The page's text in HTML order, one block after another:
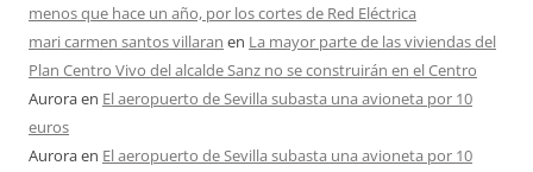
menos que hace un año, por los cortes de Red Eléctrica
mari carmen santos villaran en La mayor parte de las viviendas del
Plan Centro Vivo del alcalde Sanz no se construirán en el Centro
Auroraen El aeropuerto de Sevilla subasta una avioneta por 10
euros
Auroraen El aeropuerto de Sevilla subasta una avioneta por 10